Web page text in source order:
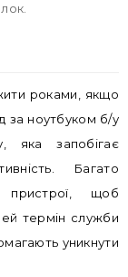
роками, якщо
за ноутбуком б/у
яка запобігає
Багато
пристрої, щоб
термін служби
уникнути